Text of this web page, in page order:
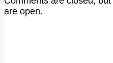
are open.